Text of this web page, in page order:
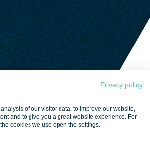
Privacy policy
of our visitor data, to improve our website,
and to give you a great website experience. For
cookies we use open the settings.